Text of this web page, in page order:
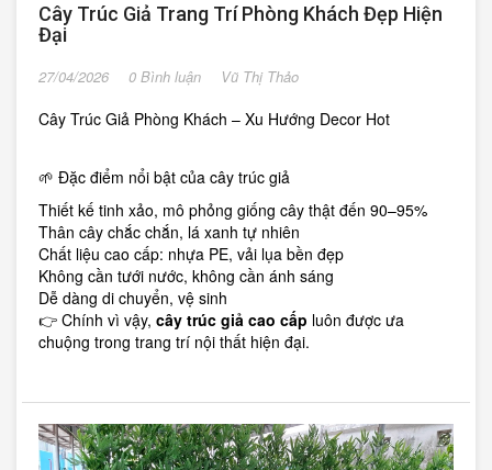
Cây Trúc Giả Trang Trí Phòng Khách Đẹp Hiện
Đại
27/04/2026 0 Bình luận Vũ Thị Thảo
Cây Trúc Giả Phòng Khách – Xu Hướng Decor Hot
🌱 Đặc điểm nổi bật của cây trúc giả
Thiết kế tinh xảo, mô phỏng giống cây thật đến 90–95%
Thân cây chắc chắn, lá xanh tự nhiên
Chất liệu cao cấp: nhựa PE, vải lụa bền đẹp
Không cần tưới nước, không cần ánh sáng
Dễ dàng di chuyển, vệ sinh
👉 Chính vì vậy, cây trúc giả cao cấp luôn được ưa
chuộng trong trang trí nội thất hiện đại.